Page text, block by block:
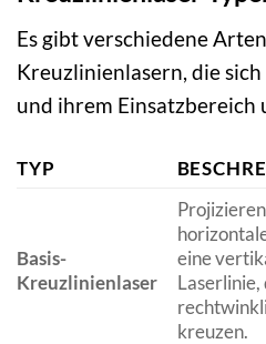
Es gibt verschiedene
Kreuzlinienlasern, die
und ihrem Einsatzbereich
TYP
Basis-
Kreuzlinienlaser
eine
Laserlinie,
kreuzen.